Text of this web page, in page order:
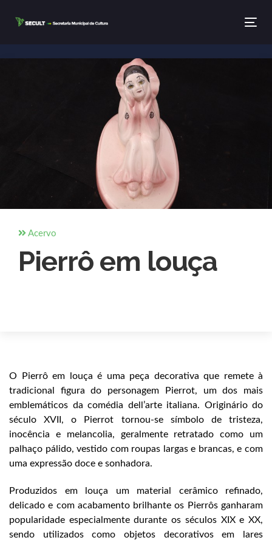
Acervo
Pierrô em louça
O Pierrô em louça é uma peça decorativa que remete à
tradicional figura do personagem Pierrot, um dos mais
emblemáticos da comédia dell’arte italiana. Originário do
século XVII, o Pierrot tornou-se símbolo de tristeza,
inocência e melancolia, geralmente retratado como um
palhaço pálido, vestido com roupas largas e brancas, e com
uma expressão doce e sonhadora.
Produzidos em louça um material cerâmico refinado,
delicado e com acabamento brilhante os Pierrôs ganharam
popularidade especialmente durante os séculos XIX e XX,
sendo utilizados como objetos decorativos em lares